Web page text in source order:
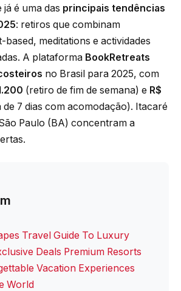
é uma das principais tendências
: retiros que combinam
meditations e actividades
A plataforma BookRetreats
no Brasil para 2025, com
(retiro de fim de semana) e R$
7 dias com acomodação). Itacaré
Paulo (BA) concentram a
Travel Guide To Luxury
Deals Premium Resorts
Vacation Experiences
World